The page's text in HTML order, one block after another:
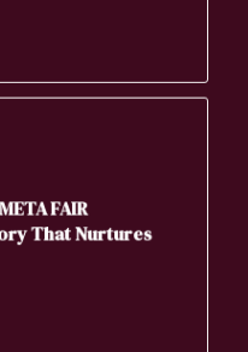
FAIR
That Nurtures